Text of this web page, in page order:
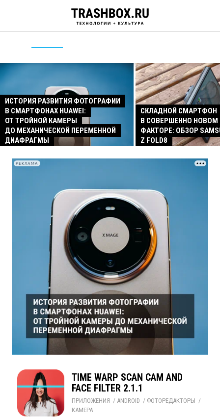
ИСТОРИЯ РАЗВИТИЯ ФОТОГРАФИИ
В СМАРТФОНАХ HUAWEI:
ОТ ТРОЙНОЙ КАМЕРЫ
ДО МЕХАНИЧЕСКОЙ ПЕРЕМЕННОЙ
ДИАФРАГМЫ
СКЛАДНОЙ СМАРТФОН
В СОВЕРШЕННО
ФАКТОРЕ: ОБЗОР
Z FOLD8
РЕКЛАМА
TIME WARP SCAN CAM AND
FACE FILTER 2.1.1
ПРИЛОЖЕНИЯ / ANDROID / ФОТОРЕДАКТОРЫ /
КАМЕРА